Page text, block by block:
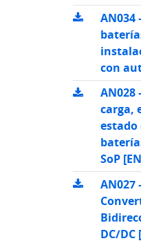
AN034
con
AN028
carga,
estado
SoP
AN027
DC/DC